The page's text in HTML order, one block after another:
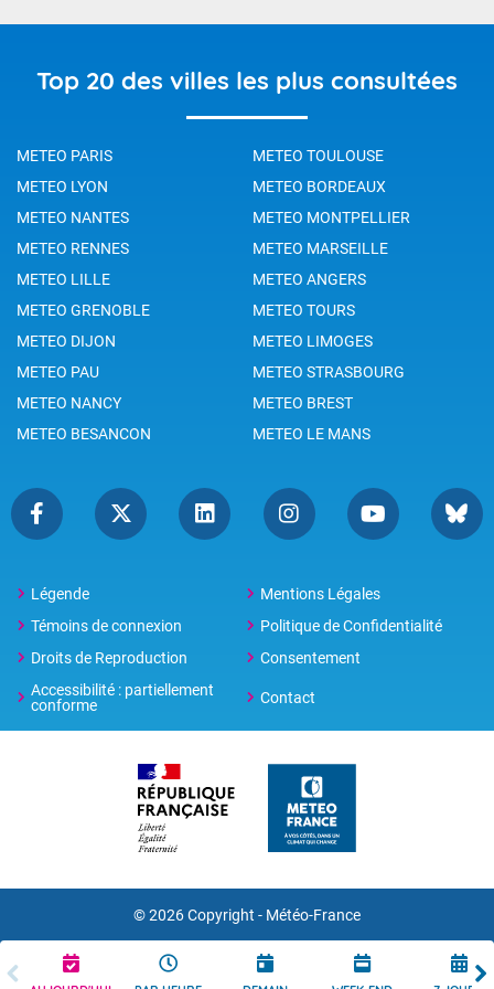
Top 20 des villes les plus consultées
METEO PARIS
METEO TOULOUSE
METEO LYON
METEO BORDEAUX
METEO NANTES
METEO MONTPELLIER
METEO RENNES
METEO MARSEILLE
METEO LILLE
METEO ANGERS
METEO GRENOBLE
METEO TOURS
METEO DIJON
METEO LIMOGES
METEO PAU
METEO STRASBOURG
METEO NANCY
METEO BREST
METEO BESANCON
METEO LE MANS
Légende
Mentions Légales
Témoins de connexion
Politique de Confidentialité
Droits de Reproduction
Consentement
Accessibilité : partiellement
conforme
Contact
© 2026 Copyright - Météo-France